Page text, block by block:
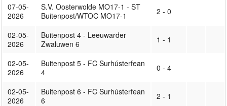
07-05-
2026
S.V. Oosterwolde MO17-1 - ST
Buitenpost/WTOC MO17-1
2 - 0
02-05-
2026
Buitenpost 4 - Leeuwarder
Zwaluwen 6
1 - 1
02-05-
2026
Buitenpost 5 - FC Surhústerfean
4
0 - 4
02-05-
2026
Buitenpost 6 - FC Surhústerfean
6
2 - 1